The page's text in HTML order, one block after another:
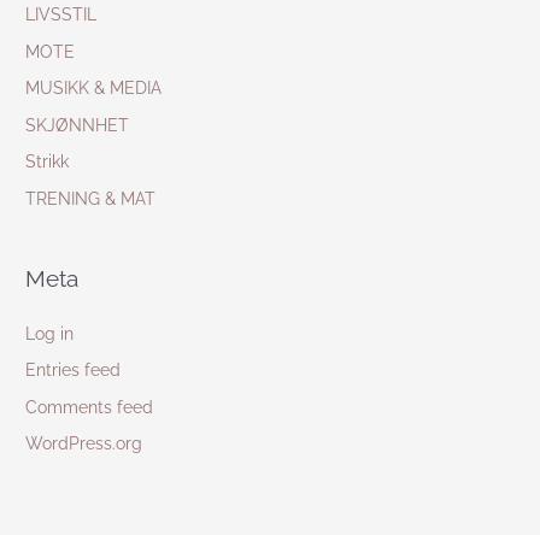
LIVSSTIL
MOTE
MUSIKK & MEDIA
SKJØNNHET
Strikk
TRENING & MAT
Meta
Log in
Entries feed
Comments feed
WordPress.org